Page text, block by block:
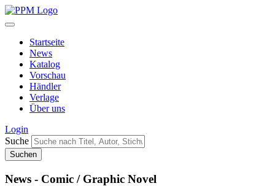
Startseite
News
Katalog
Vorschau
Händler
Verlage
Über uns
Login
Suche
News - Comic / Graphic Novel